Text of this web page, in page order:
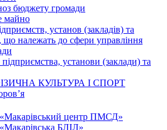
бюджету громади
майно
установ (закладів) та
що належать до сфери управління
установи (заклади) та
КУЛЬТУРА І СПОРТ
центр ПМСД»
БЛІЛ»